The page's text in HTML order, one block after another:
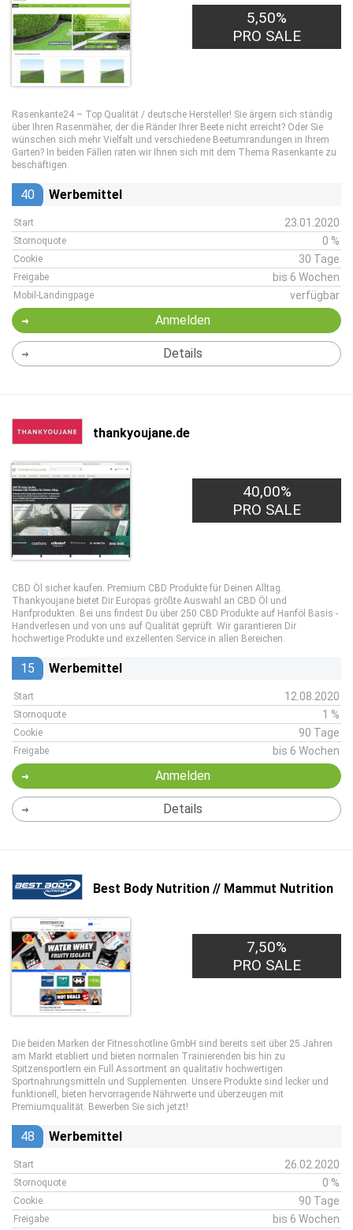
5,50%
PRO SALE
Rasenkante24 – Top Qualität / deutsche Hersteller! Sie ärgern sich ständig
über Ihren Rasenmäher, der die Ränder Ihrer Beete nicht erreicht? Oder Sie
wünschen sich mehr Vielfalt und verschiedene Beetumrandungen in Ihrem
Garten? In beiden Fällen raten wir Ihnen sich mit dem Thema Rasenkante zu
beschäftigen.
40 Werbemittel
Start 23.01.2020
Stornoquote 0 %
Cookie 30 Tage
Freigabe bis 6 Wochen
Mobil-Landingpage verfügbar
Anmelden
Details
thankyoujane.de
40,00%
PRO SALE
CBD Öl sicher kaufen. Premium CBD Produkte für Deinen Alltag.
Thankyoujane bietet Dir Europas größte Auswahl an CBD Öl und
Hanfprodukten. Bei uns findest Du über 250 CBD Produkte auf Hanföl Basis -
Handverlesen und von uns auf Qualität geprüft. Wir garantieren Dir
hochwertige Produkte und exzellenten Service in allen Bereichen.
15 Werbemittel
Start 12.08.2020
Stornoquote 1 %
Cookie 90 Tage
Freigabe bis 6 Wochen
Anmelden
Details
Best Body Nutrition // Mammut Nutrition
7,50%
PRO SALE
Die beiden Marken der Fitnesshotline GmbH sind bereits seit über 25 Jahren
am Markt etabliert und bieten normalen Trainierenden bis hin zu
Spitzensportlern ein Full Assortment an qualitativ hochwertigen
Sportnahrungsmitteln und Supplementen. Unsere Produkte sind lecker und
funktionell, bieten hervorragende Nährwerte und überzeugen mit
Premiumqualität. Bewerben Sie sich jetzt!
48 Werbemittel
Start 26.02.2020
Stornoquote 0 %
Cookie 90 Tage
Freigabe bis 6 Wochen